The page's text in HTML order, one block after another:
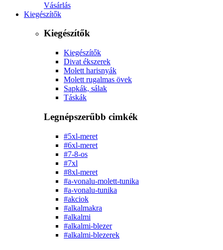
Vásárlás
Kiegészítők
Kiegészítők
Kiegészítők
Divat ékszerek
Molett harisnyák
Molett rugalmas övek
Sapkák, sálak
Táskák
Legnépszerűbb cimkék
#5xl-meret
#6xl-meret
#7-8-os
#7xl
#8xl-meret
#a-vonalu-molett-tunika
#a-vonalu-tunika
#akciok
#alkalmakra
#alkalmi
#alkalmi-blezer
#alkalmi-blezerek